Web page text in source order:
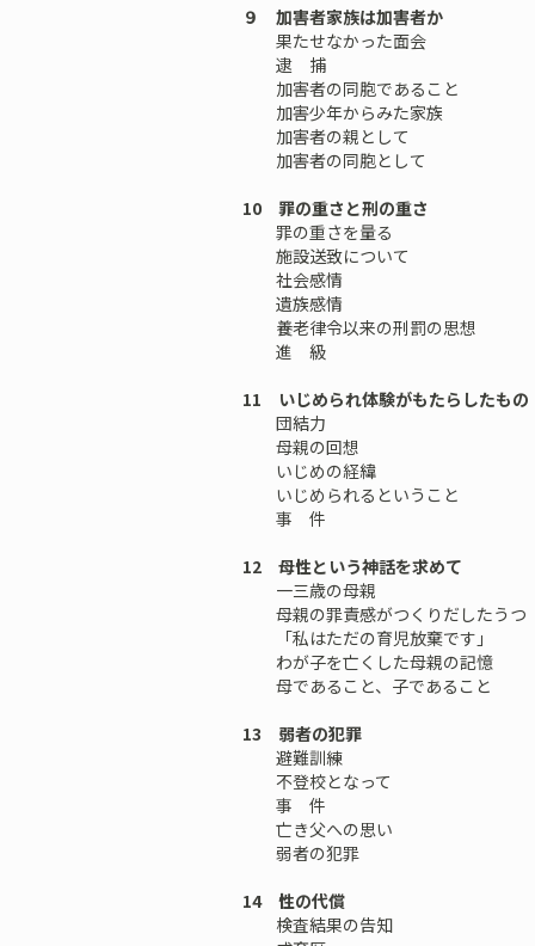
９ 加害者家族は加害者か
果たせなかった面会
逮 捕
加害者の同胞であること
加害少年からみた家族
加害者の親として
加害者の同胞として
10 罪の重さと刑の重さ
罪の重さを量る
施設送致について
社会感情
遺族感情
養老律令以来の刑罰の思想
進 級
11 いじめられ体験がもたらしたもの
団結力
母親の回想
いじめの経緯
いじめられるということ
事 件
12 母性という神話を求めて
一三歳の母親
母親の罪責感がつくりだしたうつ
「私はただの育児放棄です」
わが子を亡くした母親の記憶
母であること、子であること
13 弱者の犯罪
避難訓練
不登校となって
事 件
亡き父への思い
弱者の犯罪
14 性の代償
検査結果の告知